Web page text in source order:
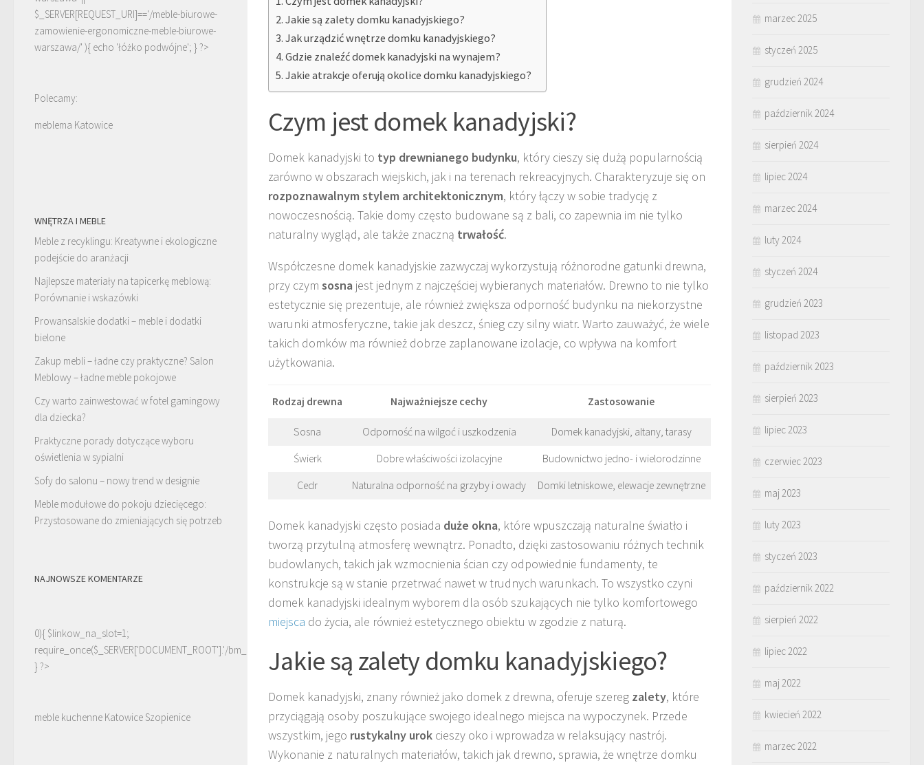
Jakie są zalety domku kanadyjskiego?
Jak urządzić wnętrze domku kanadyjskiego?
Gdzie znaleźć domek kanadyjski na wynajem?
Jakie atrakcje oferują okolice domku kanadyjskiego?
Czym jest domek kanadyjski?
Domek kanadyjski to typ drewnianego budynku, który cieszy się dużą popularnością
zarówno w obszarach wiejskich, jak i na terenach rekreacyjnych. Charakteryzuje się on
rozpoznawalnym stylem architektonicznym, który łączy w sobie tradycję z
nowoczesnością. Takie domy często budowane są z bali, co zapewnia im nie tylko
naturalny wygląd, ale także znaczną trwałość.
Współczesne domek kanadyjskie zazwyczaj wykorzystują różnorodne gatunki drewna,
przy czym sosna jest jednym z najczęściej wybieranych materiałów. Drewno to nie tylko
estetycznie się prezentuje, ale również zwiększa odporność budynku na niekorzystne
warunki atmosferyczne, takie jak deszcz, śnieg czy silny wiatr. Warto zauważyć, że wiele
takich domków ma również dobrze zaplanowane izolacje, co wpływa na komfort
użytkowania.
Rodzaj drewna Najważniejsze cechy Zastosowanie
Sosna Odporność na wilgoć i uszkodzenia Domek kanadyjski, altany, tarasy
Świerk Dobre właściwości izolacyjne Budownictwo jedno- i wielorodzinne
Cedr Naturalna odporność na grzyby i owady Domki letniskowe, elewacje zewnętrzne
Domek kanadyjski często posiada duże okna, które wpuszczają naturalne światło i
tworzą przytulną atmosferę wewnątrz. Ponadto, dzięki zastosowaniu różnych technik
budowlanych, takich jak wzmocnienia ścian czy odpowiednie fundamenty, te
konstrukcje są w stanie przetrwać nawet w trudnych warunkach. To wszystko czyni
domek kanadyjski idealnym wyborem dla osób szukających nie tylko komfortowego
miejsca do życia, ale również estetycznego obiektu w zgodzie z naturą.
Jakie są zalety domku kanadyjskiego?
Domek kanadyjski, znany również jako domek z drewna, oferuje szereg zalety, które
przyciągają osoby poszukujące swojego idealnego miejsca na wypoczynek. Przede
wszystkim, jego rustykalny urok cieszy oko i wprowadza w relaksujący nastrój.
Wykonanie z naturalnych materiałów, takich jak drewno, sprawia, że wnętrze domku
$_SERVER[REQUEST_URI]=='/meble-biurowe-
zamowienie-ergonomiczne-meble-biurowe-
warszawa/' ){ echo 'łóżko podwójne'; } ?>
Polecamy:
meblema Katowice
WNĘTRZA I MEBLE
Meble z recyklingu: Kreatywne i ekologiczne
podejście do aranżacji
Najlepsze materiały na tapicerkę meblową:
Porównanie i wskazówki
Prowansalskie dodatki – meble i dodatki
bielone
Zakup mebli – ładne czy praktyczne? Salon
Meblowy – ładne meble pokojowe
Czy warto zainwestować w fotel gamingowy
dla dziecka?
Praktyczne porady dotyczące wyboru
oświetlenia w sypialni
Sofy do salonu – nowy trend w designie
Meble modułowe do pokoju dziecięcego:
Przystosowane do zmieniających się potrzeb
NAJNOWSZE KOMENTARZE
0){ $linkow_na_slot=1;
require_once($_SERVER['DOCUMENT_ROOT'].'/bm_linki.php');
} ?>
meble kuchenne Katowice Szopienice
marzec 2025
styczeń 2025
grudzień 2024
październik 2024
sierpień 2024
lipiec 2024
marzec 2024
luty 2024
styczeń 2024
grudzień 2023
listopad 2023
październik 2023
sierpień 2023
lipiec 2023
czerwiec 2023
maj 2023
luty 2023
styczeń 2023
październik 2022
sierpień 2022
lipiec 2022
maj 2022
kwiecień 2022
marzec 2022